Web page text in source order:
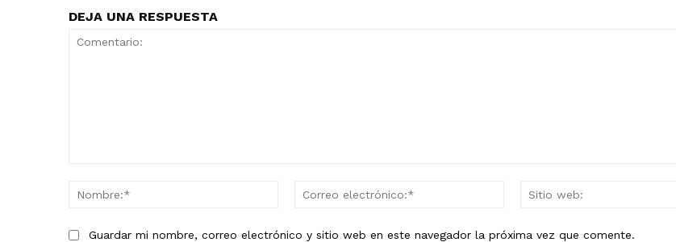
DEJA UNA RESPUESTA
Nombre:*
Correo
Guardar mi nombre, correo electrónico y sitio web en este navegador la próxima vez que comente.